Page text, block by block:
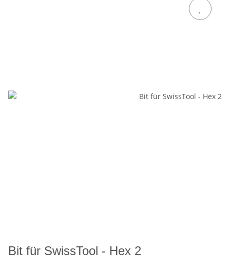
Bit für SwissTool - Hex 2